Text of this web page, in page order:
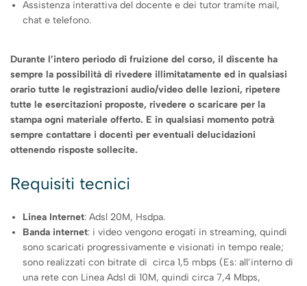
Assistenza interattiva del docente e dei tutor tramite mail,
chat e telefono.
Durante l’intero periodo di fruizione del corso, il discente ha
sempre la possibilità di rivedere illimitatamente ed in qualsiasi
orario tutte le registrazioni audio/video delle lezioni, ripetere
tutte le esercitazioni proposte, rivedere o scaricare per la
stampa ogni materiale offerto. E in qualsiasi momento potrà
sempre contattare i docenti per eventuali delucidazioni
ottenendo risposte sollecite.
Requisiti tecnici
Linea Internet: Adsl 20M, Hsdpa.
Banda internet: i video vengono erogati in streaming, quindi
sono scaricati progressivamente e visionati in tempo reale;
sono realizzati con bitrate di circa 1,5 mbps (Es: all’interno di
una rete con Linea Adsl di 10M, quindi circa 7,4 Mbps,